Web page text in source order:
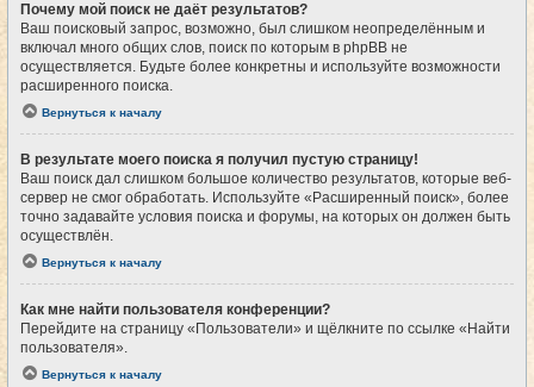
Почему мой поиск не даёт результатов?
Ваш поисковый запрос, возможно, был слишком неопределённым и
включал много общих слов, поиск по которым в phpBB не
осуществляется. Будьте более конкретны и используйте возможности
расширенного поиска.
Вернуться к началу
В результате моего поиска я получил пустую страницу!
Ваш поиск дал слишком большое количество результатов, которые веб-
сервер не смог обработать. Используйте «Расширенный поиск», более
точно задавайте условия поиска и форумы, на которых он должен быть
осуществлён.
Вернуться к началу
Как мне найти пользователя конференции?
Перейдите на страницу «Пользователи» и щёлкните по ссылке «Найти
пользователя».
Вернуться к началу